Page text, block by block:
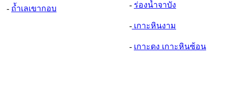
- ถ้ำเลเขากอบ - ร่องน้ำจาบัง
- เกาะหินงาม
- เกาะดง เกาะหินซ้อน